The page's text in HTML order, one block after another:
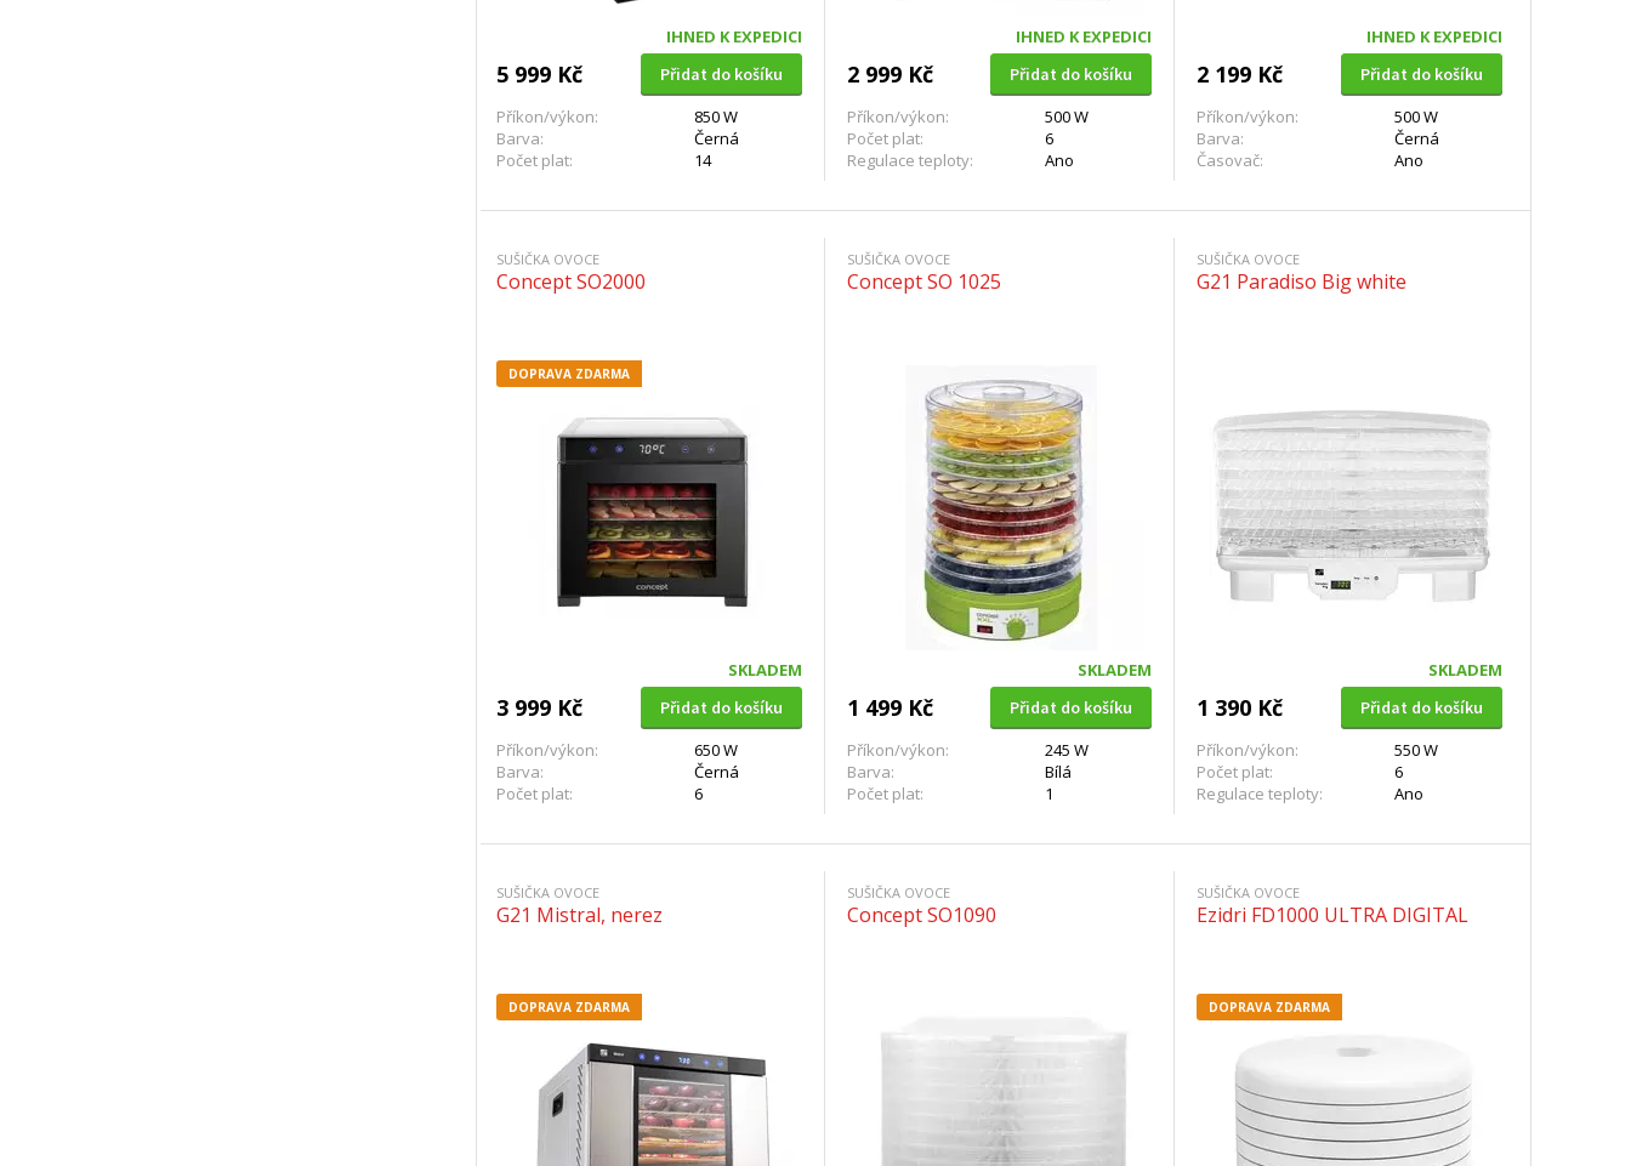
IHNED K EXPEDICI
5 999 Kč
Přidat do košíku
Příkon/výkon:
850 W
Barva:
Černá
Počet plat:
14
IHNED K EXPEDICI
2 999 Kč
Přidat do košíku
Příkon/výkon:
500 W
Počet plat:
6
Regulace teploty:
Ano
IHNED K EXPEDICI
2 199 Kč
Přidat do košíku
Příkon/výkon:
500 W
Barva:
Černá
Časovač:
Ano
SUŠIČKA OVOCE
Concept SO2000
DOPRAVA ZDARMA
SKLADEM
3 999 Kč
Přidat do košíku
Příkon/výkon:
650 W
Barva:
Černá
Počet plat:
6
SUŠIČKA OVOCE
Concept SO 1025
SKLADEM
1 499 Kč
Přidat do košíku
Příkon/výkon:
245 W
Barva:
Bílá
Počet plat:
1
SUŠIČKA OVOCE
G21 Paradiso Big white
SKLADEM
1 390 Kč
Přidat do košíku
Příkon/výkon:
550 W
Počet plat:
6
Regulace teploty:
Ano
SUŠIČKA OVOCE
G21 Mistral, nerez
DOPRAVA ZDARMA
SUŠIČKA OVOCE
Concept SO1090
SUŠIČKA OVOCE
Ezidri FD1000 ULTRA DIGITAL
DOPRAVA ZDARMA